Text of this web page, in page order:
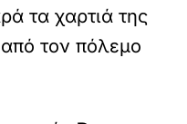
τα χαρτιά της
από τον πόλεμο